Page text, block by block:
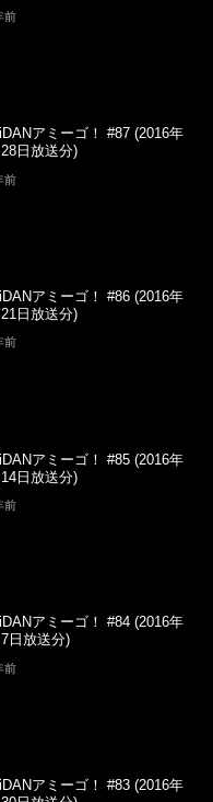
前
アミーゴ！ #87 (2016年
日放送分)
前
アミーゴ！ #86 (2016年
日放送分)
前
アミーゴ！ #85 (2016年
日放送分)
前
アミーゴ！ #84 (2016年
日放送分)
前
アミーゴ！ #83 (2016年